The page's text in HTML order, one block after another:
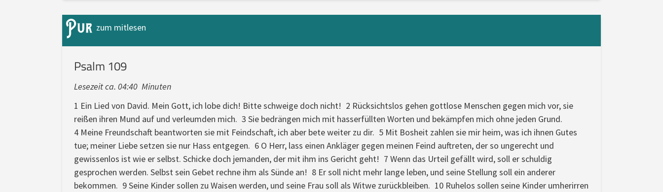
zum mitlesen
Psalm 109
Lesezeit ca. 04:40 Minuten
1 Ein Lied von David. Mein Gott, ich lobe dich! Bitte schweige doch nicht! 2 Rücksichtslos gehen gottlose Menschen gegen mich vor, sie
reißen ihren Mund auf und verleumden mich. 3 Sie bedrängen mich mit hasserfüllten Worten und bekämpfen mich ohne jeden Grund.
4 Meine Freundschaft beantworten sie mit Feindschaft, ich aber bete weiter zu dir. 5 Mit Bosheit zahlen sie mir heim, was ich ihnen Gutes
tue; meiner Liebe setzen sie nur Hass entgegen. 6 O Herr, lass einen Ankläger gegen meinen Feind auftreten, der so ungerecht und
gewissenlos ist wie er selbst. Schicke doch jemanden, der mit ihm ins Gericht geht! 7 Wenn das Urteil gefällt wird, soll er schuldig
gesprochen werden. Selbst sein Gebet rechne ihm als Sünde an! 8 Er soll nicht mehr lange leben, und seine Stellung soll ein anderer
bekommen. 9 Seine Kinder sollen zu Waisen werden, und seine Frau soll als Witwe zurückbleiben. 10 Ruhelos sollen seine Kinder umherirren